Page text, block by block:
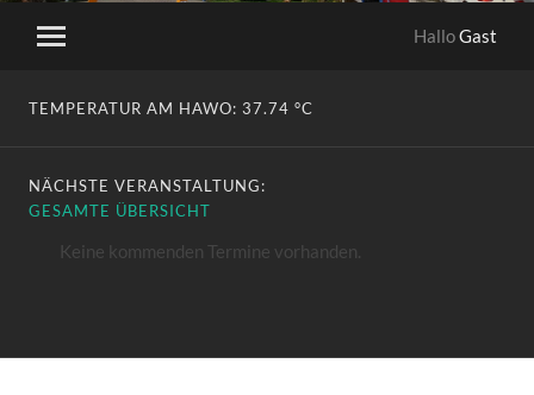
Mobile-
HalloGast
TEMPERATUR AM HAWO: 37.74 °C
NÄCHSTE VERANSTALTUNG:
GESAMTE ÜBERSICHT
Keine kommenden Termine vorhanden.